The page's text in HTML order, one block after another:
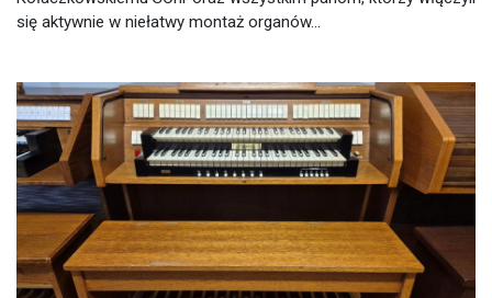
się aktywnie w niełatwy montaż organów...